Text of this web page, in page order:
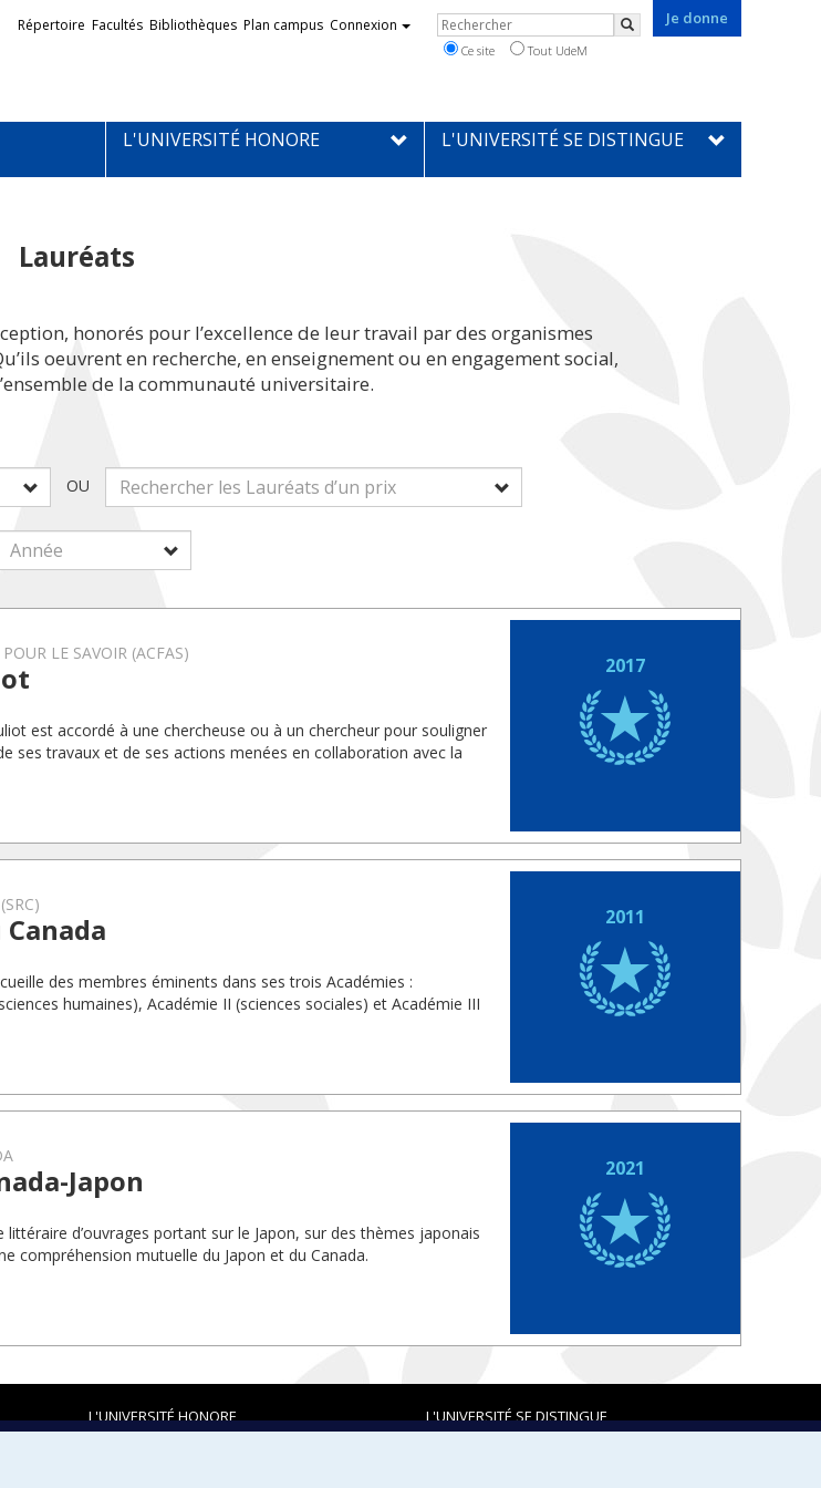
Je donne
Liens
externes
Répertoire Facultés Bibliothèques Plan campus Connexion Rechercher
Rechercher
Ce site Tout UdeM
L'UNIVERSITÉ HONORE L'UNIVERSITÉ SE DISTINGUE
Lauréats
honorés pour l’excellence de leur travail par des organismes
oeuvrent en recherche, en enseignement ou en engagement social,
de la communauté universitaire.
OU
LE SAVOIR (ACFAS)
est accordé à une chercheuse ou à un chercheur pour souligner
ses travaux et de ses actions menées en collaboration avec la
2017
des membres éminents dans ses trois Académies :
humaines), Académie II (sciences sociales) et Académie III
2011
Japon
d’ouvrages portant sur le Japon, sur des thèmes japonais
compréhension mutuelle du Japon et du Canada.
2021
L'UNIVERSITÉ HONORE L'UNIVERSITÉ SE DISTINGUE